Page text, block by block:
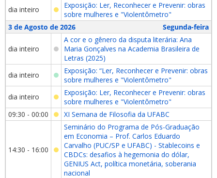
dia inteiro
Exposição: Ler, Reconhecer e Prevenir: obras
sobre mulheres e "Violentômetro"
3 de Agosto de 2026
Segunda-feira
dia inteiro
A cor e o gênero da disputa literária: Ana
Maria Gonçalves na Academia Brasileira de
Letras (2025)
dia inteiro
Exposição: “Ler, Reconhecer e Prevenir: obras
sobre mulheres e "Violentômetro"
dia inteiro
Exposição: Ler, Reconhecer e Prevenir: obras
sobre mulheres e "Violentômetro"
09:30 - 00:00
XI Semana de Filosofia da UFABC
14:30 - 16:00
Seminário do Programa de Pós-Graduação
em Economia – Prof. Carlos Eduardo
Carvalho (PUC/SP e UFABC) - Stablecoins e
CBDCs: desafios à hegemonia do dólar,
GENIUS Act, política monetária, soberania
nacional